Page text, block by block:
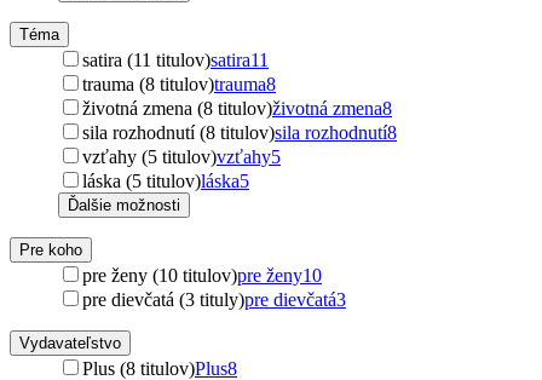
Téma
satira (11 titulov)satira11
trauma (8 titulov)trauma8
životná zmena (8 titulov)životná zmena8
sila rozhodnutí (8 titulov)sila rozhodnutí8
vzťahy (5 titulov)vzťahy5
láska (5 titulov)láska5
Ďalšie možnosti
Pre koho
pre ženy (10 titulov)pre ženy10
pre dievčatá (3 tituly)pre dievčatá3
Vydavateľstvo
Plus (8 titulov)Plus8